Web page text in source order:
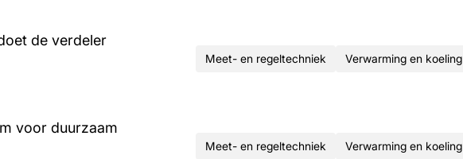
de verdeler
Meet- en regeltechniek Verwarming en koeling
voor duurzaam
Meet- en regeltechniek Verwarming en koeling